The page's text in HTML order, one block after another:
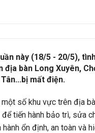
này (18/5 - 20/5),
bàn Long Xuyên,
mất điện.
số khu vực trên địa
tiến hành bảo trì, sửa
ổn định, an toàn và